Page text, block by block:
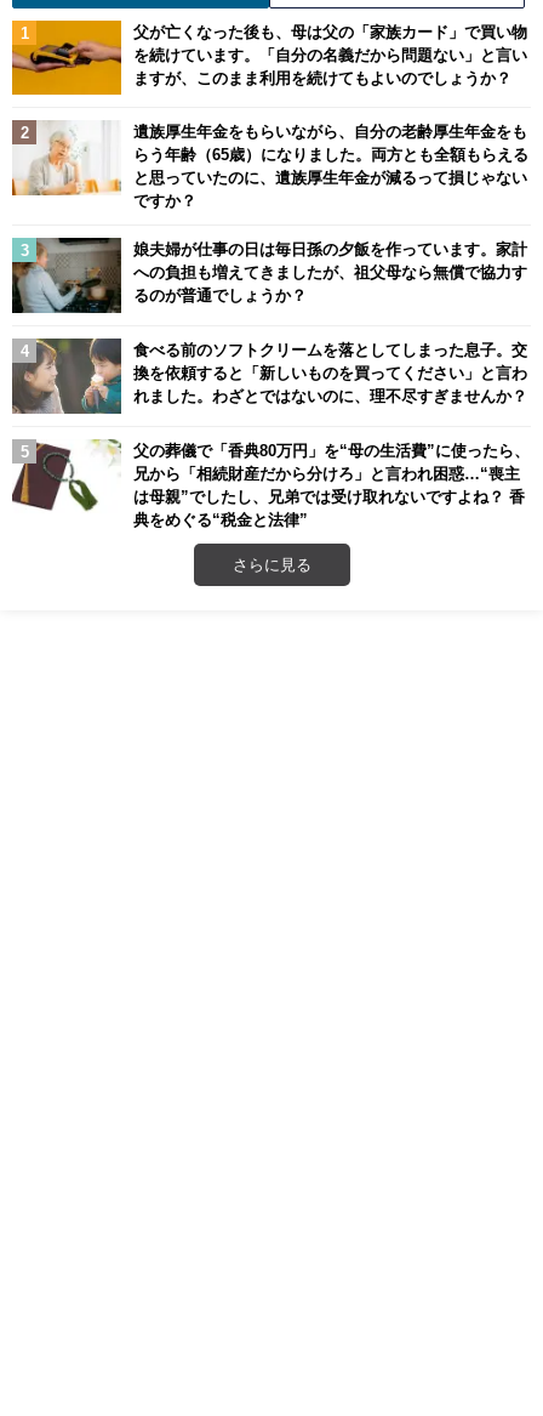
父が亡くなった後も、母は父の「家族カード」で買い物
を続けています。「自分の名義だから問題ない」と言い
ますが、このまま利用を続けてもよいのでしょうか？
遺族厚生年金をもらいながら、自分の老齢厚生年金をも
らう年齢（65歳）になりました。両方とも全額もらえる
と思っていたのに、遺族厚生年金が減るって損じゃない
ですか？
娘夫婦が仕事の日は毎日孫の夕飯を作っています。家計
への負担も増えてきましたが、祖父母なら無償で協力す
るのが普通でしょうか？
食べる前のソフトクリームを落としてしまった息子。交
換を依頼すると「新しいものを買ってください」と言わ
れました。わざとではないのに、理不尽すぎませんか？
父の葬儀で「香典80万円」を“母の生活費”に使ったら、
兄から「相続財産だから分けろ」と言われ困惑…“喪主
は母親”でしたし、兄弟では受け取れないですよね？ 香
典をめぐる“税金と法律”
さらに見る